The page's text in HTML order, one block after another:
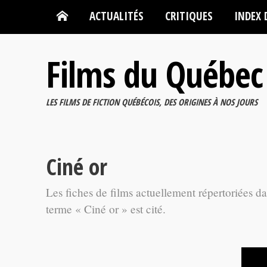
ACTUALITÉS CRITIQUES INDEX
Films du Québec
LES FILMS DE FICTION QUÉBÉCOIS, DES ORIGINES À NOS JOURS
Ciné or
Les fiches de films actuellement répertoriées
terme « Ciné or » est cité.